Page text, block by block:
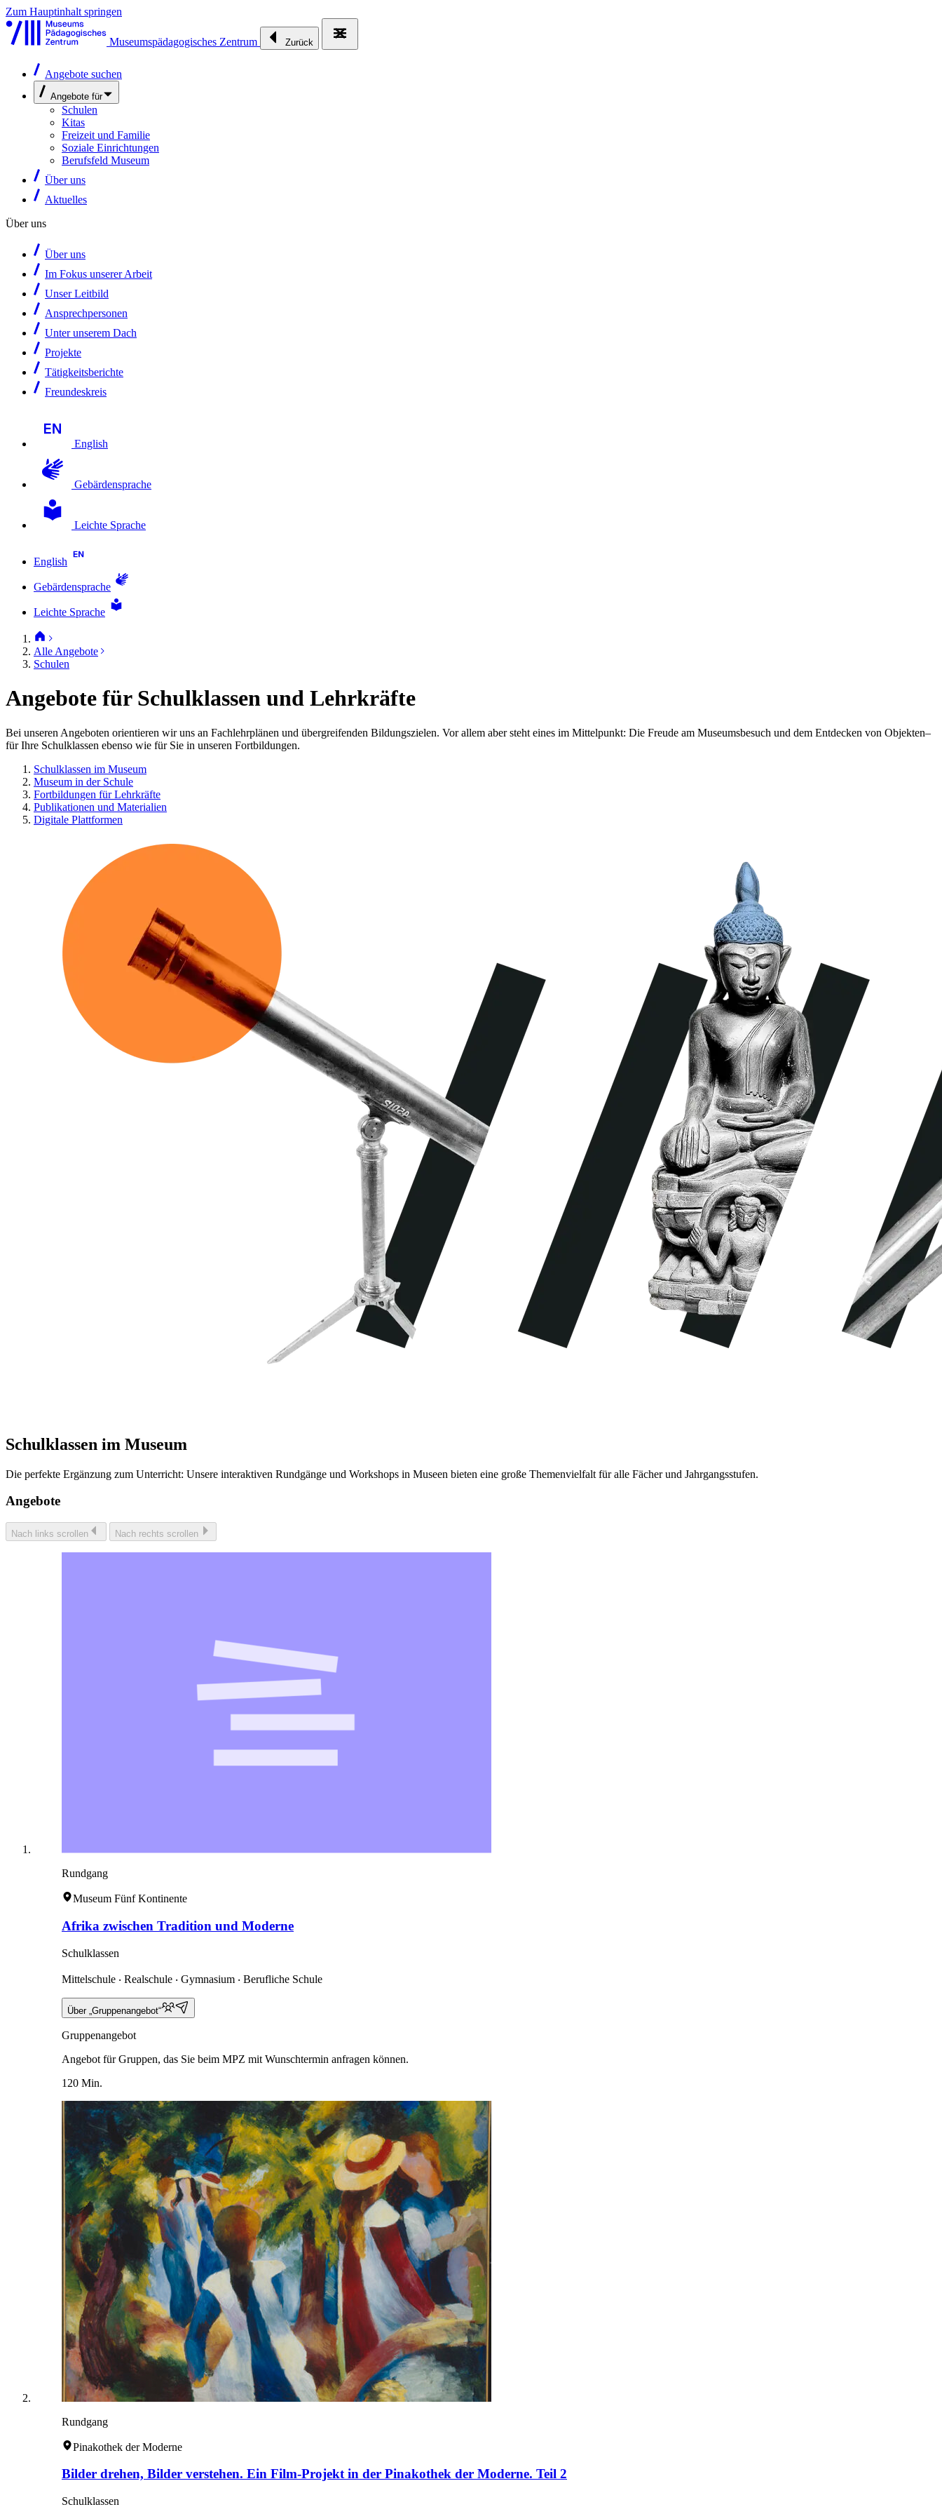
Zum Hauptinhalt springen
Museumspädagogisches Zentrum Zurück
Angebote suchen
Angebote für
Schulen
Kitas
Freizeit und Familie
Soziale Einrichtungen
Berufsfeld Museum
Über uns
Aktuelles
Über uns
Über uns
Im Fokus unserer Arbeit
Unser Leitbild
Ansprechpersonen
Unter unserem Dach
Projekte
Tätigkeitsberichte
Freundeskreis
English
Gebärdensprache
Leichte Sprache
English
Gebärdensprache
Leichte Sprache
Alle Angebote
Schulen
Angebote für Schulklassen und Lehrkräfte
Bei unseren Angeboten orientieren wir uns an Fachlehrplänen und übergreifenden Bildungszielen. Vor allem aber steht eines im Mittelpunkt: Die Freude am Museumsbesuch und dem Entdecken von Objekten–
für Ihre Schulklassen ebenso wie für Sie in unseren Fortbildungen.
Schulklassen im Museum
Museum in der Schule
Fortbildungen für Lehrkräfte
Publikationen und Materialien
Digitale Plattformen
Schulklassen im Museum
Die perfekte Ergänzung zum Unterricht: Unsere interaktiven Rundgänge und Workshops in Museen bieten eine große Themenvielfalt für alle Fächer und Jahrgangsstufen.
Angebote
Nach links scrollen Nach rechts scrollen
Rundgang
Museum Fünf Kontinente
Afrika zwischen Tradition und Moderne
Schulklassen
Mittelschule ‧ Realschule ‧ Gymnasium ‧ Berufliche Schule
Über „Gruppenangebot“
Gruppenangebot
Angebot für Gruppen, das Sie beim MPZ mit Wunschtermin anfragen können.
120 Min.
Rundgang
Pinakothek der Moderne
Bilder drehen, Bilder verstehen. Ein Film-Projekt in der Pinakothek der Moderne. Teil 2
Schulklassen